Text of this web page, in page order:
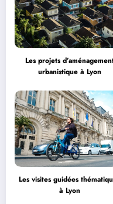
Les projets
urbanistique à Lyon
Les visites guidées
à Lyon